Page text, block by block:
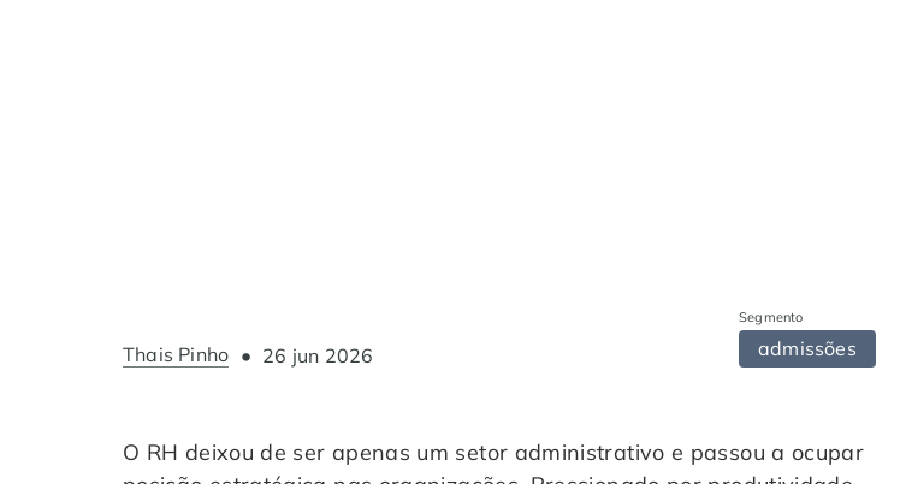
Thais Pinho • 26 jun 2026
Segmento
admissões
O RH deixou de ser apenas um setor administrativo e passou a ocupar